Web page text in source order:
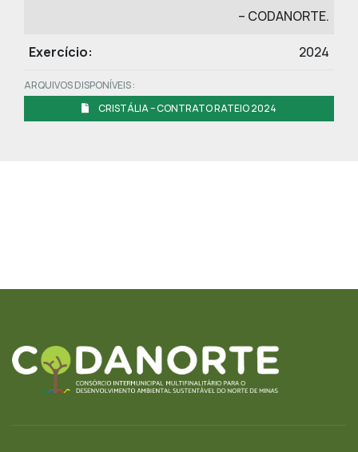
– CODANORTE.
Exercício: 2024
ARQUIVOS DISPONÍVEIS :
CRISTÁLIA – CONTRATO RATEIO 2024